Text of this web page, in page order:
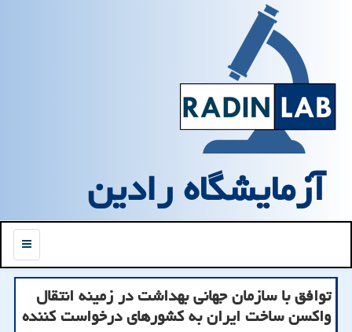
آزمایشگاه رادین
منو
توافق با سازمان جهانی بهداشت در زمینه انتقال
واکسن ساخت ایران به کشورهای درخواست کننده